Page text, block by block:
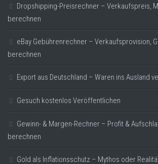
Dropshipping-Preisrechner – Verkaufspreis,
berechnen
eBay Gebührenrechner – Verkaufsprovision,
berechnen
Export aus Deutschland – Waren ins Ausland
Gesuch kostenlos Veröffentlichen
Gewinn- & Margen-Rechner – Profit &
berechnen
Gold als Inflationsschutz – Mythos oder